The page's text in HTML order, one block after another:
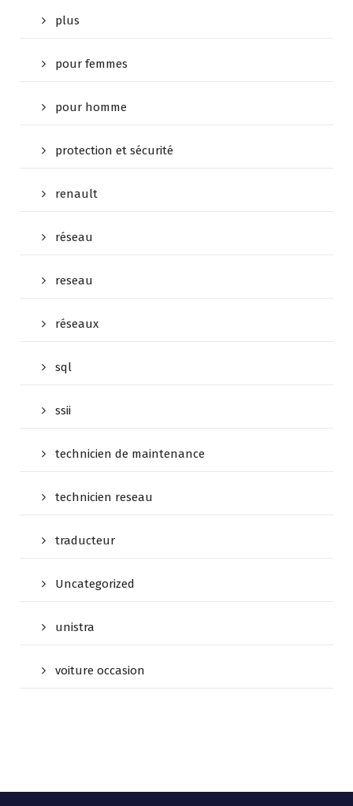
plus
pour femmes
pour homme
protection et sécurité
renault
réseau
reseau
réseaux
sql
ssii
technicien de maintenance
technicien reseau
traducteur
Uncategorized
unistra
voiture occasion